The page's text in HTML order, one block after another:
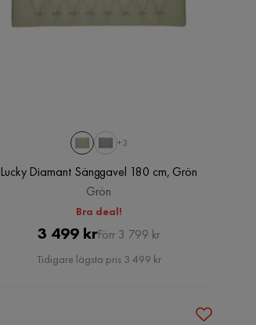
+3
Lucky Diamant Sänggavel 180 cm, Grön
Grön
Bra deal!
Pris
3 499 krOriginal
Pris
Förr 3 799 kr
Tidigare lägsta pris 3 499 kr